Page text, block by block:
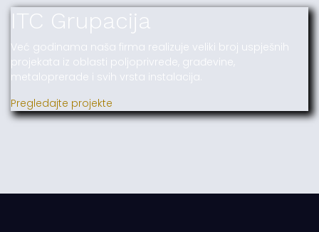
ITC Grupacija
Već godinama naša firma realizuje veliki broj uspješnih
projekata iz oblasti poljoprivrede, građevine,
metaloprerade i svih vrsta instalacija.
Pregledajte projekte